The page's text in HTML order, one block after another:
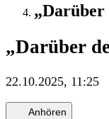
„Darüber
22.10.2025, 11:25
Anhören